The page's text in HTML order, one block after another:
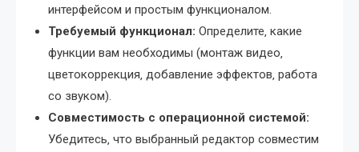
интерфейсом и простым функционалом.
Требуемый функционал: Определите‚ какие
функции вам необходимы (монтаж видео‚
цветокоррекция‚ добавление эффектов‚ работа
со звуком).
Совместимость с операционной системой:
Убедитесь‚ что выбранный редактор совместим